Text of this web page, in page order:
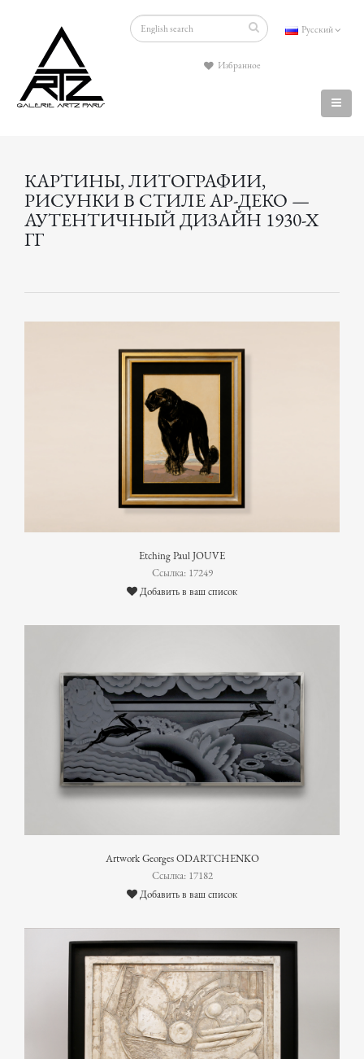
Русский
Избранное
КАРТИНЫ, ЛИТОГРАФИИ,
РИСУНКИ В СТИЛЕ АР-ДЕКО —
АУТЕНТИЧНЫЙ ДИЗАЙН 1930-Х
ГГ
Etching Paul JOUVE
Ссылка: 17249
Добавить в ваш список
Artwork Georges ODARTCHENKO
Ссылка: 17182
Добавить в ваш список